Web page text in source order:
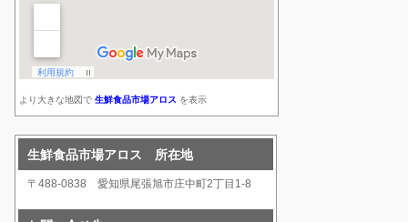
より大きな地図で 生鮮食品市場アロス を表示
生鮮食品市場アロス 所在地
〒488-0838 愛知県尾張旭市庄中町2丁目1-8